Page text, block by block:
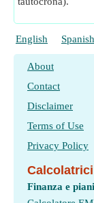
English Spanish
About
Contact
Disclaimer
Terms of Use
Privacy Policy
Finanza e